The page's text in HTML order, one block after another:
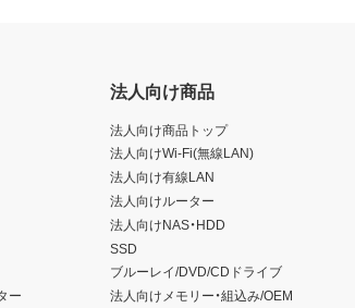
ー
法人向け商品
法人向け商品トップ
法人向けWi-Fi(無線LAN)
法人向け有線LAN
法人向けルーター
法人向けNAS・HDD
SSD
ブルーレイ/DVD/CDドライブ
法人向けメモリー・組込み/OEM